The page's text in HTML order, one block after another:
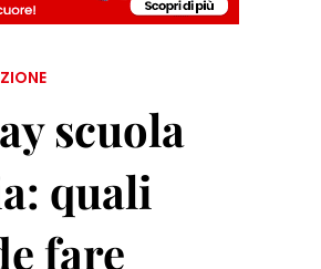
scuola
quali
fare